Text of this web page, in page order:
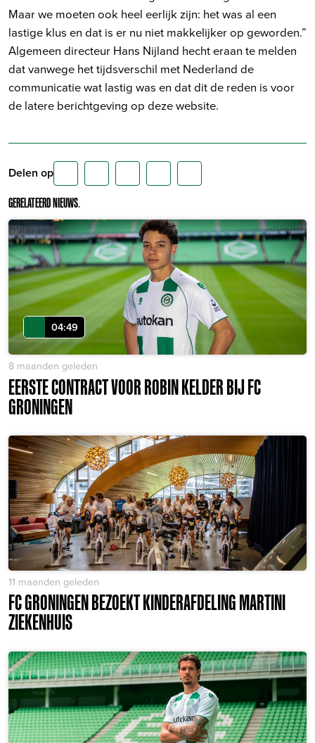
Maar we moeten ook heel eerlijk zijn: het was al een
lastige klus en dat is er nu niet makkelijker op geworden.”
Algemeen directeur Hans Nijland hecht eraan te melden
dat vanwege het tijdsverschil met Nederland de
communicatie wat lastig was en dat dit de reden is voor
de latere berichtgeving op deze website.
Delen op
GERELATEERD NIEUWS.
04:49
8 maanden geleden
EERSTE CONTRACT VOOR ROBIN KELDER BIJ FC
GRONINGEN
11 maanden geleden
FC GRONINGEN BEZOEKT KINDERAFDELING MARTINI
ZIEKENHUIS